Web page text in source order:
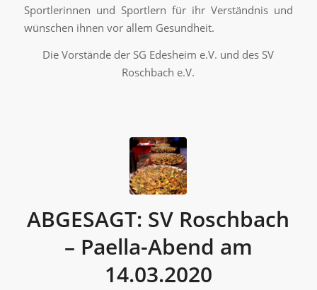
Sportlerinnen und Sportlern für ihr Verständnis und
wünschen ihnen vor allem Gesundheit.
Die Vorstände der SG Edesheim e.V. und des SV
Roschbach e.V.
ABGESAGT: SV Roschbach
– Paella-Abend am
14.03.2020